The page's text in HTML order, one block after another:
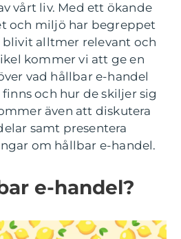
vårt liv. Med ett ökande
och miljö har begreppet
blivit alltmer relevant och
kommer vi att ge en
vad hållbar e-handel
och hur de skiljer sig
även att diskutera
samt presentera
om hållbar e-handel.
e-handel?